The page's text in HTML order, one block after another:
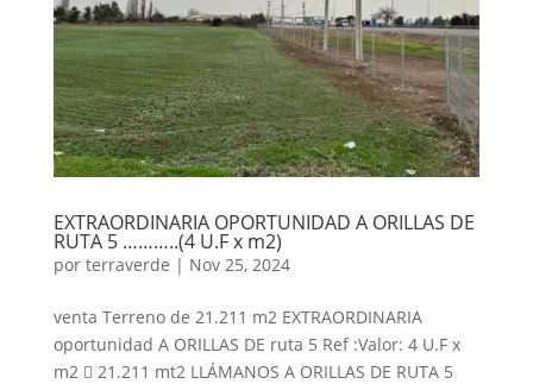
EXTRAORDINARIA OPORTUNIDAD A ORILLAS DE
RUTA 5 ………..(4 U.F x m2)
por terraverde | Nov 25, 2024
venta Terreno de 21.211 m2 EXTRAORDINARIA
oportunidad A ORILLAS DE ruta 5 Ref :Valor: 4 U.F x
m2  21.211 mt2 LLÁMANOS A ORILLAS DE RUTA 5